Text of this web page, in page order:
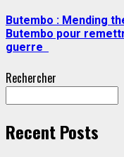
Butembo : Mending
Butembo pour
guerre
Rechercher
Recent Posts